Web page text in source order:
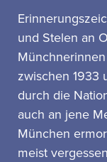
und Stelen an
zwischen 1933
durch die
auch an jene
München
meist